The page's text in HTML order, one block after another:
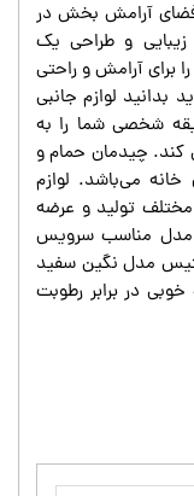
فضای آرامش بخش در
و طراحی یک
برای آرامش و راحتی
بدانید لوازم جانبی
شخصی شما را به
کند. چیدمان حمام و
خانه می‌باشد. لوازم
تولید و عرضه
مدل مناسب سرویس
مدل نگين سفيد
در برابر رطوبت